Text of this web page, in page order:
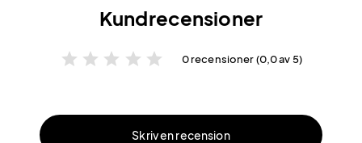
Kundrecensioner
star star star star star 0 recensioner (0,0 av 5)
Skriv en recension